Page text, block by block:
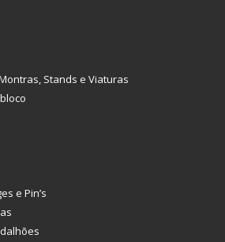
Stands e Viaturas
e Pin’s